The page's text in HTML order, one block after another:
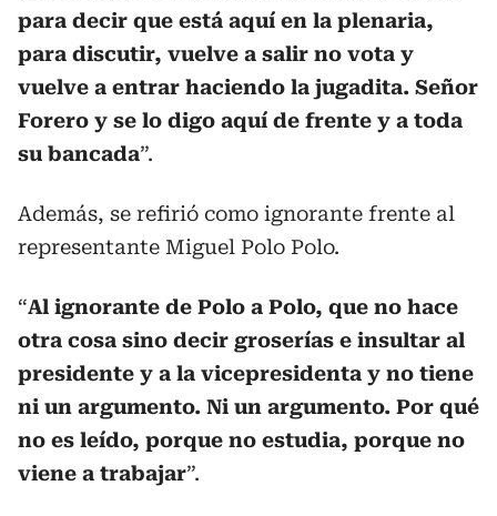
para decir que está aquí en la plenaria,
para discutir, vuelve a salir no vota y
vuelve a entrar haciendo la jugadita. Señor
Forero y se lo digo aquí de frente y a toda
su bancada”.
Además, se refirió como ignorante frente al
representante Miguel Polo Polo.
“Al ignorante de Polo a Polo, que no hace
otra cosa sino decir groserías e insultar al
presidente y a la vicepresidenta y no tiene
ni un argumento. Ni un argumento. Por qué
no es leído, porque no estudia, porque no
viene a trabajar”.